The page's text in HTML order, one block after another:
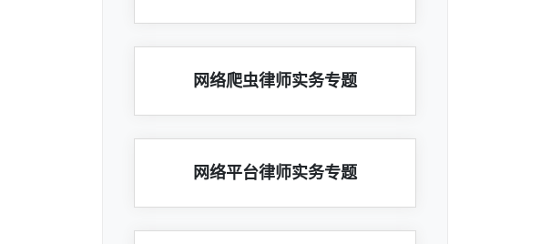
网络爬虫律师实务专题
网络平台律师实务专题